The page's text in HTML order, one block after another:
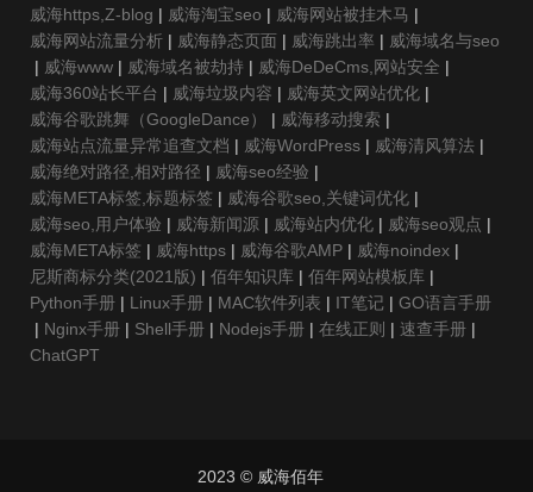
威海https,Z-blog | 威海淘宝seo | 威海网站被挂木马 |
威海网站流量分析 | 威海静态页面 | 威海跳出率 | 威海域名与seo
| 威海www | 威海域名被劫持 | 威海DeDeCms,网站安全 |
威海360站长平台 | 威海垃圾内容 | 威海英文网站优化 |
威海谷歌跳舞（GoogleDance）
| 威海移动搜索 |
威海站点流量异常追查文档 | 威海WordPress | 威海清风算法 |
威海绝对路径,相对路径 | 威海seo经验 |
威海META标签,标题标签 | 威海谷歌seo,关键词优化 |
威海seo,用户体验 | 威海新闻源 | 威海站内优化 | 威海seo观点 |
威海META标签 | 威海https | 威海谷歌AMP | 威海noindex |
尼斯商标分类(2021版) | 佰年知识库 | 佰年网站模板库 |
Python手册 | Linux手册 | MAC软件列表 | IT笔记 | GO语言手册
| Nginx手册 | Shell手册 | Nodejs手册 | 在线正则 | 速查手册 |
ChatGPT
2023 © 威海佰年